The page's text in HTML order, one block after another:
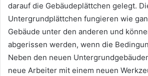
darauf die Gebäudeplättchen gelegt.
Untergrundplättchen fungieren wie
Gebäude unter den anderen und
abgerissen werden, wenn die
Neben den neuen
neue Arbeiter mit einem neuen